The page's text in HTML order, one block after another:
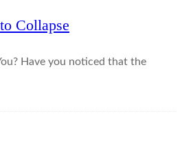
Collapse
Have you noticed that the